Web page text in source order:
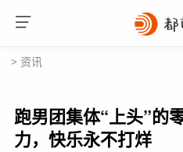
> 资讯
跑男团集体“上头”的
力，快乐永不打烊